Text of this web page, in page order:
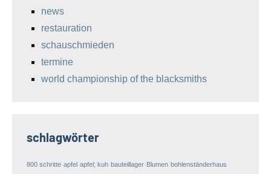
news
restauration
schauschmieden
termine
world championship of the blacksmiths
schlagwörter
800 schritte apfel apfel; kuh bauteillager Blumen bohlenständerhaus